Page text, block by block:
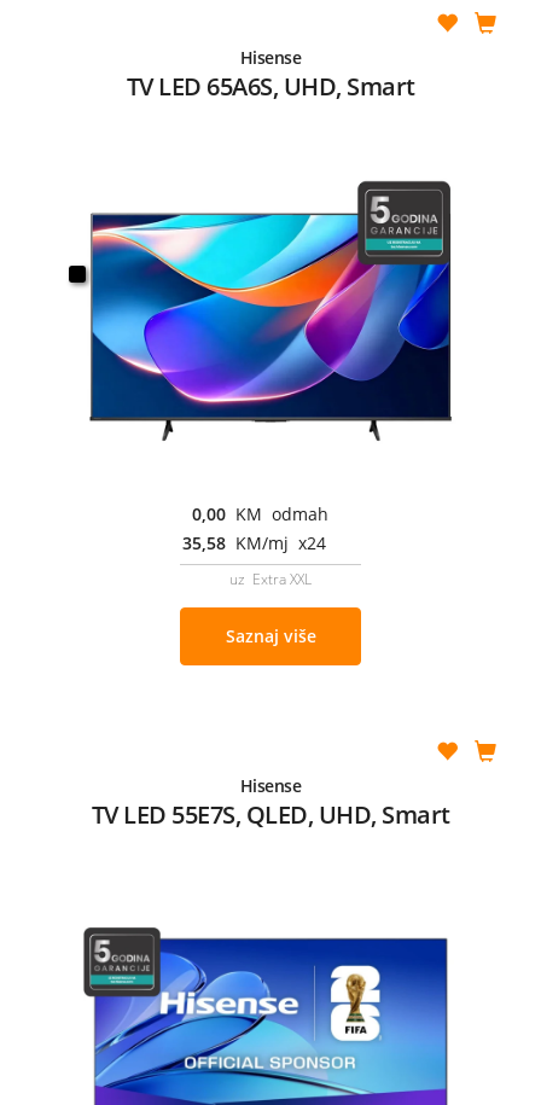
Hisense
TV LED 65A6S, UHD, Smart
0,00 KM odmah
35,58 KM/mj x24
uz Extra XXL
Saznaj više
Hisense
TV LED 55E7S, QLED, UHD, Smart